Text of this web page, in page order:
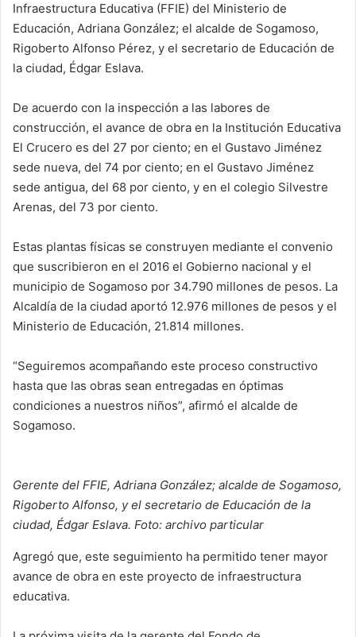
Infraestructura Educativa (FFIE) del Ministerio de
Educación, Adriana González; el alcalde de Sogamoso,
Rigoberto Alfonso Pérez, y el secretario de Educación de
la ciudad, Édgar Eslava.
De acuerdo con la inspección a las labores de
construcción, el avance de obra en la Institución Educativa
El Crucero es del 27 por ciento; en el Gustavo Jiménez
sede nueva, del 74 por ciento; en el Gustavo Jiménez
sede antigua, del 68 por ciento, y en el colegio Silvestre
Arenas, del 73 por ciento.
Estas plantas físicas se construyen mediante el convenio
que suscribieron en el 2016 el Gobierno nacional y el
municipio de Sogamoso por 34.790 millones de pesos. La
Alcaldía de la ciudad aportó 12.976 millones de pesos y el
Ministerio de Educación, 21.814 millones.
“Seguiremos acompañando este proceso constructivo
hasta que las obras sean entregadas en óptimas
condiciones a nuestros niños”, afirmó el alcalde de
Sogamoso.
Gerente del FFIE, Adriana González; alcalde de Sogamoso,
Rigoberto Alfonso, y el secretario de Educación de la
ciudad, Édgar Eslava. Foto: archivo particular
Agregó que, este seguimiento ha permitido tener mayor
avance de obra en este proyecto de infraestructura
educativa.